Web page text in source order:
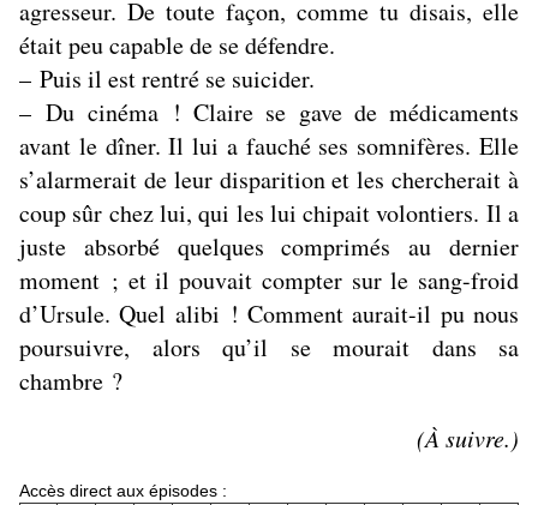
agresseur. De toute façon, comme tu disais, elle
était peu capable de se défendre.
– Puis il est rentré se suicider.
– Du cinéma ! Claire se gave de médicaments
avant le dîner. Il lui a fauché ses somnifères. Elle
s’alarmerait de leur disparition et les chercherait à
coup sûr chez lui, qui les lui chipait volontiers. Il a
juste absorbé quelques comprimés au dernier
moment ; et il pouvait compter sur le sang-froid
d’Ursule. Quel alibi ! Comment aurait-il pu nous
poursuivre, alors qu’il se mourait dans sa
chambre ?
(À suivre.)
Accès direct aux épisodes :